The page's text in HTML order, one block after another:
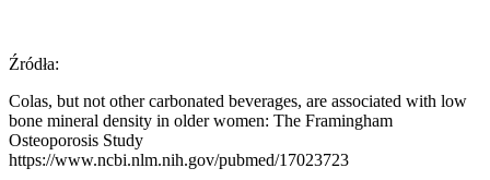
Źródła:
Colas, but not other carbonated beverages, are associated with low
bone mineral density in older women: The Framingham
Osteoporosis Study
https://www.ncbi.nlm.nih.gov/pubmed/17023723